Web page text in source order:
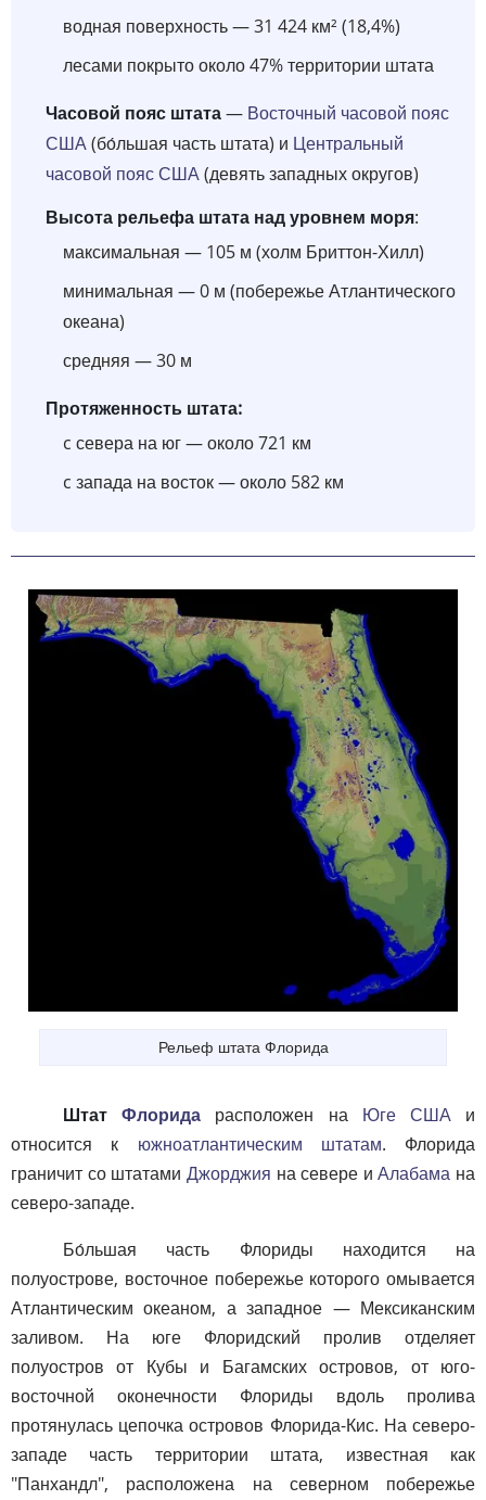
водная поверхность — 31 424 км² (18,4%)
лесами покрыто около 47% территории штата
Часовой пояс штата— Восточный часовой пояс
США(бо́льшая часть штата) и Центральный
часовой пояс США(девять западных округов)
Высота рельефа штата над уровнем моря:
максимальная — 105 м (холм Бриттон-Хилл)
минимальная — 0 м (побережье Атлантического
океана)
средняя — 30 м
Протяженность штата:
c севера на юг — около 721 км
c запада на восток — около 582 км
Рельеф штата Флорида
ШтатФлорида расположен на Юге СШАи
относится к южноатлантическим штатам. Флорида
граничит со штатами Джорджия на севере иАлабама на
северо-западе.
Бо́льшая часть Флориды находится на
полуострове, восточное побережье которого омывается
Атлантическим океаном, а западное — Мексиканским
заливом. На юге Флоридский пролив отделяет
полуостров от Кубы и Багамских островов, от юго-
восточной оконечности Флориды вдоль пролива
протянулась цепочка островов Флорида-Кис. На северо-
западе часть территории штата, известная как
"Панхандл", расположена на северном побережье